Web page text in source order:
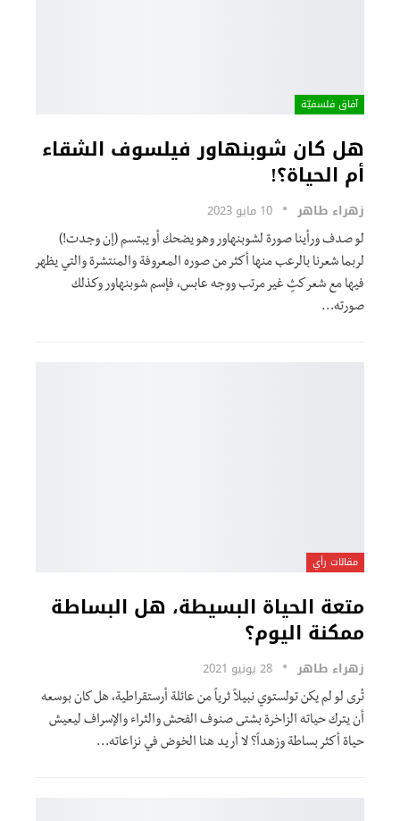
آفاق فلسفيّة‎
هل كان شوبنهاور فيلسوف الشقاء
أم الحياة؟!
زهراء طاهر 10 مايو 2023
لو صدف ورأينا صورة لشوبنهاور وهو يضحك أو يبتسم (إن وجدت!)
لربما شعرنا بالرعب منها أكثر من صوره المعروفة والمنتشرة والتي يظهر
فيها مع شعر كثٍ غير مرتب ووجه عابس، فإسم شوبنهاور وكذلك
صورته…
مقالات رأي
متعة الحياة البسيطة، هل البساطة
ممكنة اليوم؟
زهراء طاهر 28 يونيو 2021
تُرى لو لم يكن تولستوي نبيلاً ثرياً من عائلة أرستقراطية، هل كان بوسعه
أن يترك حياته الزاخرة بشتى صنوف الفحش والثراء والإسراف ليعيش
حياة أكثر بساطة وزهداً؟ لا أريد هنا الخوض في نزاعاته…